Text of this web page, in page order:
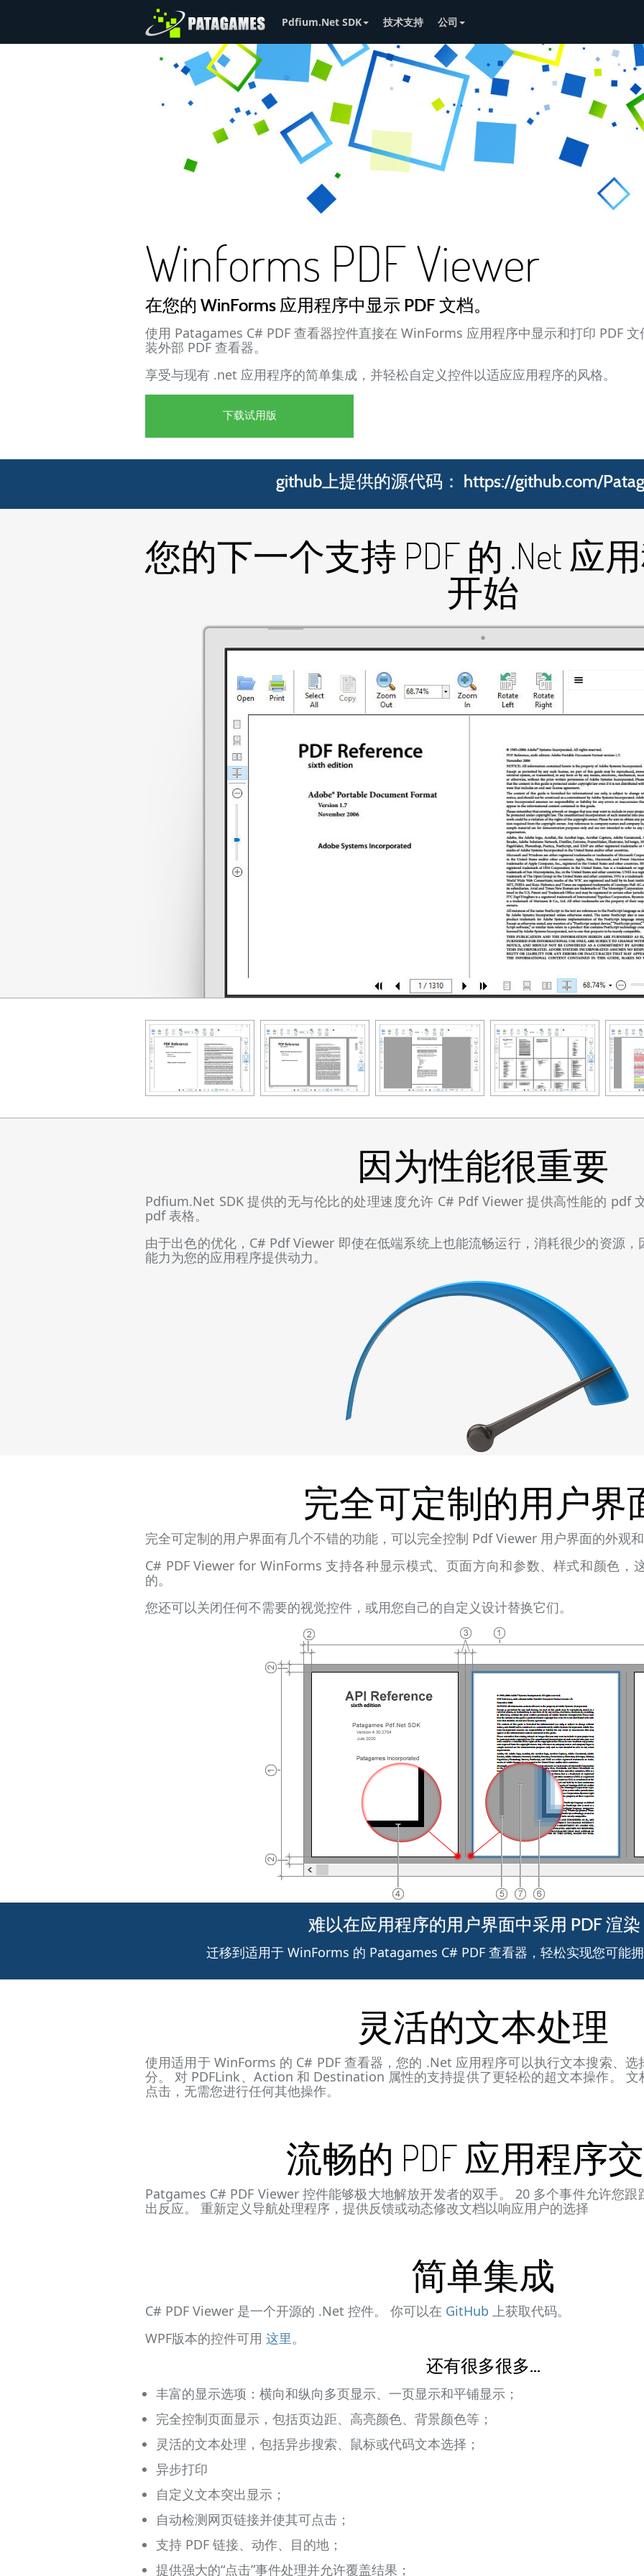
Pdfium.Net SDK 技术支持 公司
Winforms PDF Viewer
在您的 WinForms 应用程序中显示 PDF 文档。
使用 Patagames C# PDF 查看器控件直接在 WinForms 应用程序中显示和打印 PDF
装外部 PDF 查看器。
享受与现有 .net 应用程序的简单集成，并轻松自定义控件以适应应用程序的风格。
下载试用版
github上提供的源代码： https://github.com/
您的下一个支持 PDF 的 .Net 应
开始
因为性能很重要
Pdfium.Net SDK 提供的无与伦比的处理速度允许 C# Pdf Viewer 提供高性能的 pdf
pdf 表格。
由于出色的优化，C# Pdf Viewer 即使在低端系统上也能流畅运行，消耗很少的资源
能力为您的应用程序提供动力。
完全可定制的用户界
完全可定制的用户界面有几个不错的功能，可以完全控制 Pdf Viewer 用户界面的外观
C# PDF Viewer for WinForms 支持各种显示模式、页面方向和参数、样式和颜色，
的。
您还可以关闭任何不需要的视觉控件，或用您自己的自定义设计替换它们。
难以在应用程序的用户界面中采用 PDF 渲染
迁移到适用于 WinForms 的 Patagames C# PDF 查看器，轻松实现您可能
灵活的文本处理
使用适用于 WinForms 的 C# PDF 查看器，您的 .Net 应用程序可以执行文本搜索、
分。 对 PDFLink、Action 和 Destination 属性的支持提供了更轻松的超文本操作。 文
点击，无需您进行任何其他操作。
流畅的 PDF 应用程序
Patgames C# PDF Viewer 控件能够极大地解放开发者的双手。 20 多个事件允许您
出反应。 重新定义导航处理程序，提供反馈或动态修改文档以响应用户的选择
简单集成
C# PDF Viewer 是一个开源的 .Net 控件。 你可以在 GitHub 上获取代码。
WPF版本的控件可用 这里。
还有很多很多...
丰富的显示选项：横向和纵向多页显示、一页显示和平铺显示；
完全控制页面显示，包括页边距、高亮颜色、背景颜色等；
灵活的文本处理，包括异步搜索、鼠标或代码文本选择；
异步打印
自定义文本突出显示；
自动检测网页链接并使其可点击；
支持 PDF 链接、动作、目的地；
提供强大的“点击”事件处理并允许覆盖结果；